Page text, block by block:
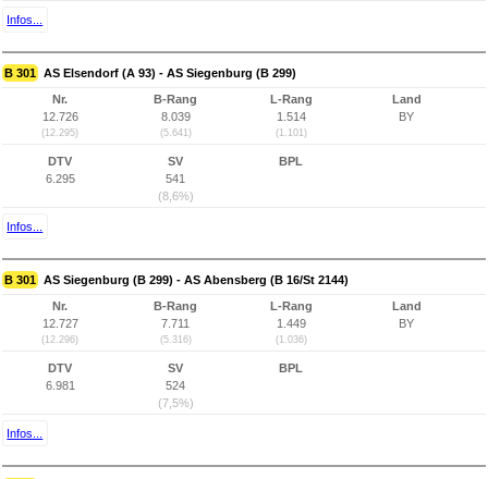
Infos...
B 301 AS Elsendorf (A 93) - AS Siegenburg (B 299)
Nr.
12.726
(12.295)
B-Rang
8.039
(5.641)
L-Rang
1.514
(1.101)
Land
BY
DTV
6.295
SV
541
(8,6%)
BPL
Infos...
B 301 AS Siegenburg (B 299) - AS Abensberg (B 16/St 2144)
Nr.
12.727
(12.296)
B-Rang
7.711
(5.316)
L-Rang
1.449
(1.036)
Land
BY
DTV
6.981
SV
524
(7,5%)
BPL
Infos...